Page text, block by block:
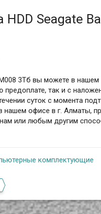
Seagate
3Тб вы можете в нашем
предоплате, так и с
суток с момента
офисе в г. Алматы,
или любым другим
комплектующие